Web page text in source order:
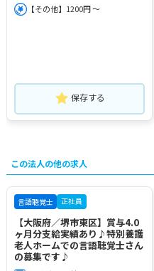
【その他】1200円 ～
保存する
この法人の他の求人
言語聴覚士 正社員
【大阪府／堺市東区】賞与4.0
ヶ月分支給実績あり♪特別養護
老人ホームでの言語聴覚士さん
の募集です♪